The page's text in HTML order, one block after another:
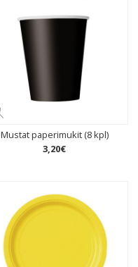
Mustat paperimukit (8 kpl)
3,20€